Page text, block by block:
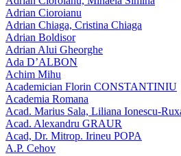
Adrian Cioroianu
Adrian Chiaga, Cristina Chiaga
Adrian Boldisor
Adrian Alui Gheorghe
Ada D’ALBON
Achim Mihu
Academician Florin CONSTANTINIU
Academia Romana
Acad. Marius Sala, Liliana Ionescu-
Acad. Alexandru GRAUR
Acad, Dr. Mitrop. Irineu POPA
A.P. Cehov